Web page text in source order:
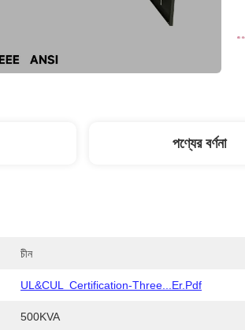
পণ্যের বর্ণনা
চীন
UL&cUL  Certification-Three...er.pdf
500KVA